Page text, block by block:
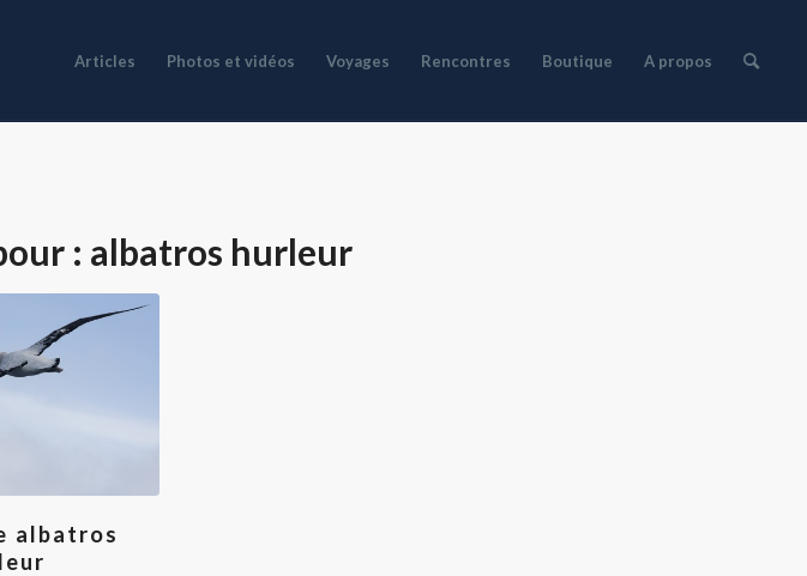
Articles Photos et vidéos Voyages Rencontres Boutique A propos
: albatros hurleur
albatros